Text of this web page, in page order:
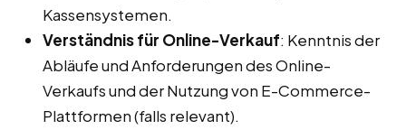
Kassensystemen.
Verständnis für Online-Verkauf: Kenntnis der
Abläufe und Anforderungen des Online-
Verkaufs und der Nutzung von E-Commerce-
Plattformen (falls relevant).